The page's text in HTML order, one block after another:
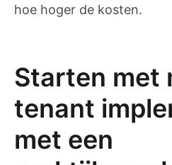
hoe hoger de kosten.
Starten met
tenant
met een